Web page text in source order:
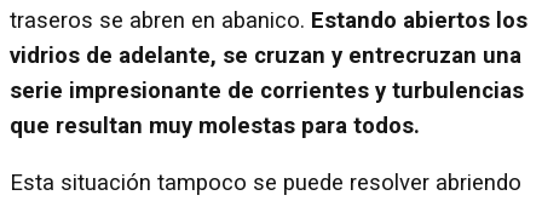
traseros se abren en abanico. Estando abiertos los
vidrios de adelante, se cruzan y entrecruzan una
serie impresionante de corrientes y turbulencias
que resultan muy molestas para todos.
Esta situación tampoco se puede resolver abriendo